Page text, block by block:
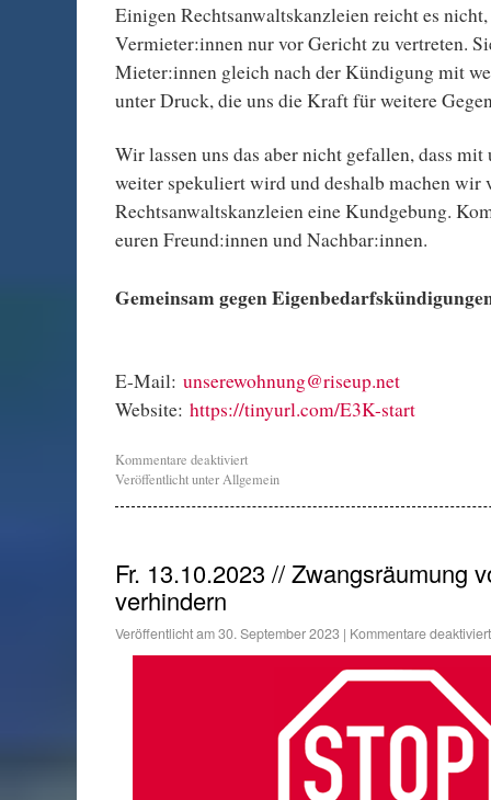
Einigen Rechtsanwaltskanzleien reicht es
Vermieter:innen nur vor Gericht zu vertreten.
Mieter:innen gleich nach der Kündigung mit
unter Druck, die uns die Kraft für weitere
Wir lassen uns das aber nicht gefallen, dass mit
weiter spekuliert wird und deshalb machen wir
Rechtsanwaltskanzleien eine Kundgebung.
euren Freund:innen und Nachbar:innen.
Gemeinsam gegen
E-Mail: unserewohnung@riseup.net
Website: https://tinyurl.com/E3K-start
Kommentare deaktiviert
Veröffentlicht unterAllgemein
Fr. 13.10.2023 // Zwangsräumung
verhindern
Veröffentlicht am30. September 2023 | Kommentare deaktiviert